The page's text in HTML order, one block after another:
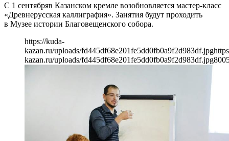
С 1 сентябряв Казанском кремле возобновляется мастер-класс
«Древнерусская каллиграфия». Занятия будут проходить
в Музее истории Благовещенского собора.
https://kuda-
kazan.ru/uploads/fd445df68e201fe5dd0fb0a9f2d983df.jpg
kazan.ru/uploads/fd445df68e201fe5dd0fb0a9f2d983df.jpg800